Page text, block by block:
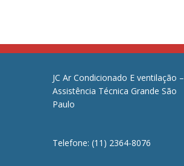
JC Ar Condicionado E ventilação –
Assistência Técnica Grande São
Paulo
Telefone: (11) 2364-8076